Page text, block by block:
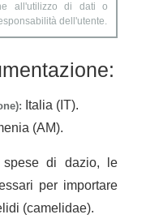
all'utilizzo di dati o
dell'utente.
Italia (IT).
(AM).
di dazio, le
per importare
(camelidae).